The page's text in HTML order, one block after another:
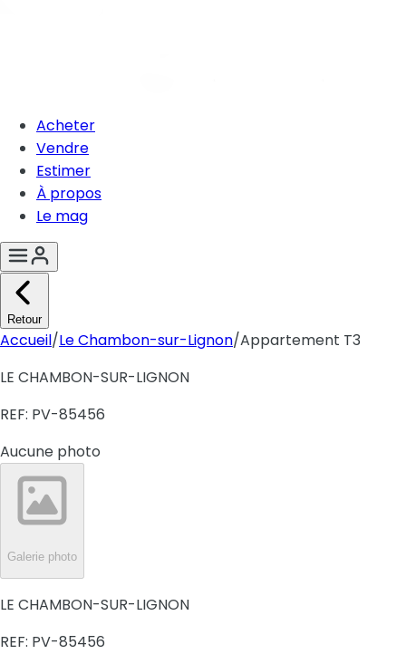
Acheter
Vendre
Estimer
À propos
Le mag
Retour
Accueil/Le Chambon-sur-Lignon/Appartement T3
LE CHAMBON-SUR-LIGNON
REF: PV-85456
Aucune photo
Galerie photo
LE CHAMBON-SUR-LIGNON
REF: PV-85456